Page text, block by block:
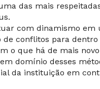
das mais
com dinamismo
conflitos para
o que há de mais
domínio desses
da instituição em